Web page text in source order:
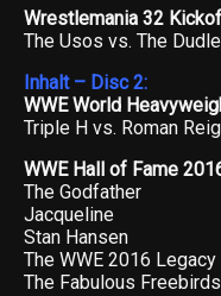
Wrestlemania 32
The Usos vs. The
Inhalt – Disc 2:
WWE World
Triple H vs. Roman
WWE Hall of Fame
The Godfather
Jacqueline
Stan Hansen
The WWE 2016
The Fabulous Freebirds